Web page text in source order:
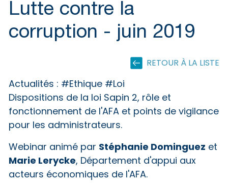
Lutte contre la
corruption - juin 2019
RETOUR À LA LISTE
Actualités : #Ethique #Loi
Dispositions de la loi Sapin 2, rôle et
fonctionnement de l'AFA et points de vigilance
pour les administrateurs.
Webinar animé par Stéphanie Dominguez et
Marie Lerycke, Département d'appui aux
acteurs économiques de l'AFA.